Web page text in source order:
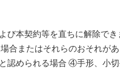
び本契約等を直ちに解除で
合またはそれらのおそれが
認められる場合 ④手形、小